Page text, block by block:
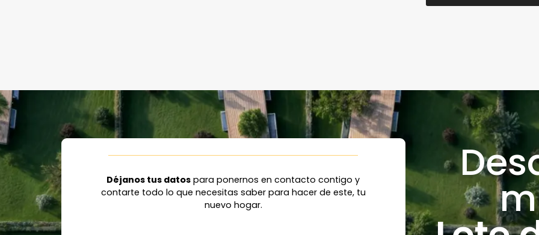
Déjanos tus datos para ponernos en contacto contigo y
contarte todo lo que necesitas saber para hacer de este, tu
nuevo hogar.